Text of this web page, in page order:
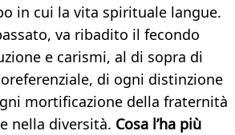
in cui la vita spirituale langue.
va ribadito il fecondo
e carismi, al di sopra di
di ogni distinzione
mortificazione della fraternità
nella diversità. Cosa l’ha più